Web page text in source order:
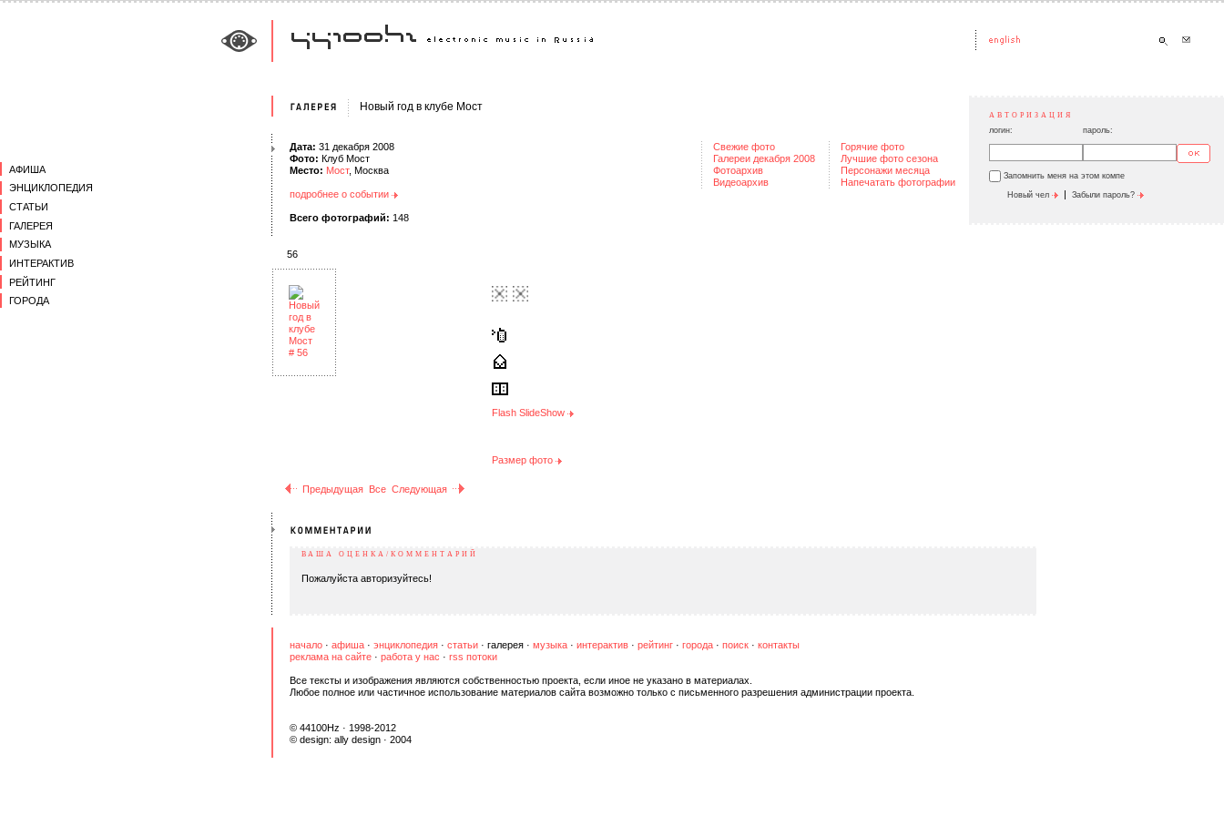
АФИША
ЭНЦИКЛОПЕДИЯ
СТАТЬИ
ГАЛЕРЕЯ
МУЗЫКА
ИНТЕРАКТИВ
РЕЙТИНГ
ГОРОДА
Новый год в клубе Мост
Дата: 31 декабря 2008
Фото: Клуб Мост
Место: Мост, Москва
подробнее о событии
Всего фотографий: 148
Свежие фото
Галереи декабря 2008
Фотоархив
Видеоархив
Горячие фото
Лучшие фото сезона
Персонажи месяца
Напечатать фотографии
АВТОРИЗАЦИЯ
логин: пароль:
Запомнить меня на этом компе
Новый чел | Забыли пароль?
56
Flash SlideShow
Размер фото
Предыдущая Все Следующая
ВАША ОЦЕНКА/КОММЕНТАРИЙ
Пожалуйста авторизуйтесь!
начало · афиша · энциклопедия · статьи · галерея · музыка · интерактив · рейтинг · города · поиск · контакты
реклама на сайте · работа у нас · rss потоки
Все тексты и изображения являются собственностью проекта, если иное не указано в материалах.
Любое полное или частичное использование материалов сайта возможно только с письменного разрешения администрации проекта.
© 44100Hz · 1998-2012
© design: ally design · 2004